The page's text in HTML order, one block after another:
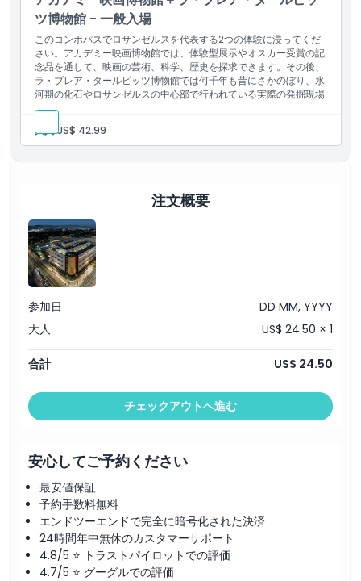
除外事項
営業時間
注意事項
引換方法
ツ博物館 - 一般入場
このコンボパスでロサンゼルスを代表する2つの体験に浸ってくだ
さい。アカデミー映画博物館では、体験型展示やオスカー受賞の記
念品を通して、映画の芸術、科学、歴史を探求できます。その後、
ラ・ブレア・タールピッツ博物館では何千年も昔にさかのぼり、氷
河期の化石やロサンゼルスの中心部で行われている実際の発掘現場
を発見できます。
大人:US$ 42.99
注文概要
参加日
DD MM, YYYY
大人
US$ 24.50 × 1
合計 US$ 24.50
チェックアウトへ進む
安心してご予約ください
最安値保証
予約手数料無料
エンドツーエンドで完全に暗号化された決済
24時間年中無休のカスタマーサポート
4.8/5 ⭐ トラストパイロットでの評価
4.7/5 ⭐ グーグルでの評価